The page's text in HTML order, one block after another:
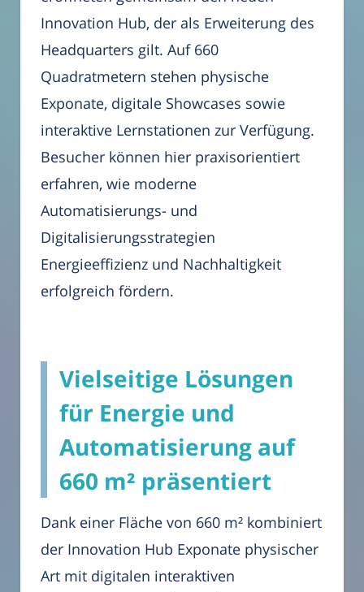
Innovation Hub, der als Erweiterung des
Headquarters gilt. Auf 660
Quadratmetern stehen physische
Exponate, digitale Showcases sowie
interaktive Lernstationen zur Verfügung.
Besucher können hier praxisorientiert
erfahren, wie moderne
Automatisierungs- und
Digitalisierungsstrategien
Energieeffizienz und Nachhaltigkeit
erfolgreich fördern.
Vielseitige Lösungen
für Energie und
Automatisierung auf
660 m² präsentiert
Dank einer Fläche von 660 m² kombiniert
der Innovation Hub Exponate physischer
Art mit digitalen interaktiven